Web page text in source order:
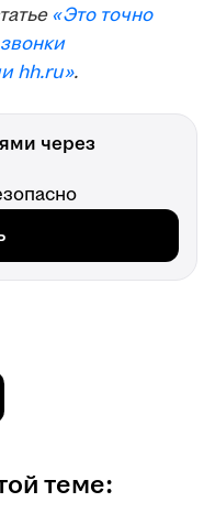
«Это точно
hh.ru».
через
теме: